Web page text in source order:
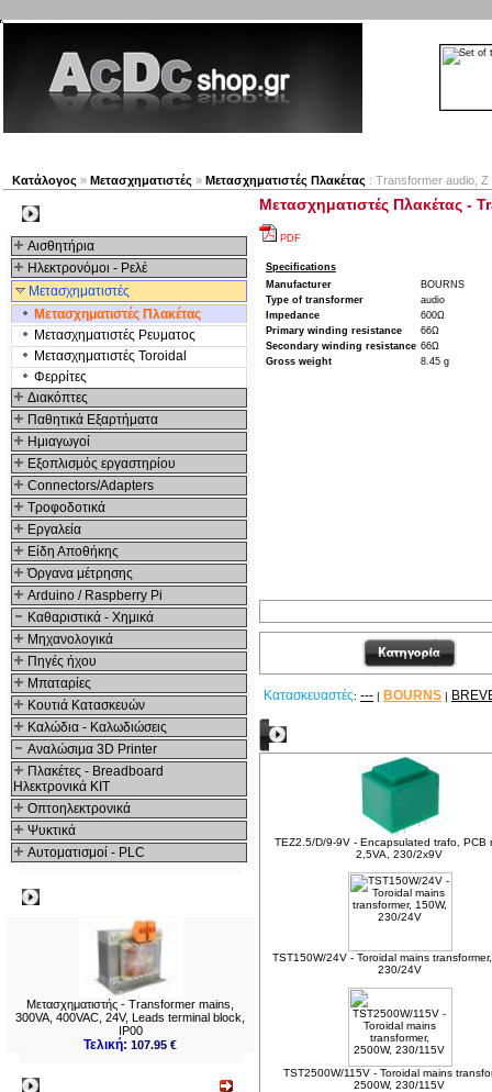
Κατάλογος » Μετασχηματιστές » Μετασχηματιστές Πλακέτας : Transformer audio,
Αισθητήρια
Ηλεκτρονόμοι - Ρελέ
Μετασχηματιστές
Μετασχηματιστές Πλακέτας
Μετασχηματιστές Ρευματος
Μετασχηματιστές Toroidal
Φερρίτες
Διακόπτες
Παθητικά Εξαρτήματα
Hμιαγωγοί
Εξοπλισμός εργαστηρίου
Connectors/Adapters
Τροφοδοτικά
Εργαλεία
Είδη Αποθήκης
Όργανα μέτρησης
Arduino / Raspberry Pi
Καθαριστικά - Χημικά
Μηχανολογικά
Πηγές ήχου
Μπαταρίες
Κουτιά Κατασκευών
Καλώδια - Καλωδιώσεις
Αναλώσιμα 3D Printer
Πλακέτες - Breadboard
Ηλεκτρονικά ΚΙΤ
Οπτοηλεκτρονικά
Ψυκτικά
Αυτοματισμοί - PLC
Μετασχηματιστής - Transformer mains,
300VA, 400VAC, 24V, Leads terminal block,
IP00
Τελική:107.95 €
Μετασχηματιστές Πλακέτας
PDF
Specifications
Manufacturer
BOURNS
Type of transformer
audio
Impedance
600Ω
Primary winding resistance
66Ω
Secondary winding resistance 66Ω
Gross weight
8.45 g
Κατασκευαστές: --- | BOURNS |
TEZ2.5/D/9-9V - Encapsulated trafo, PCB
2,5VA, 230/2x9V
TST150W/24V - Toroidal mains
230/24V
TST2500W/115V - Toroidal mains
2500W, 230/115V